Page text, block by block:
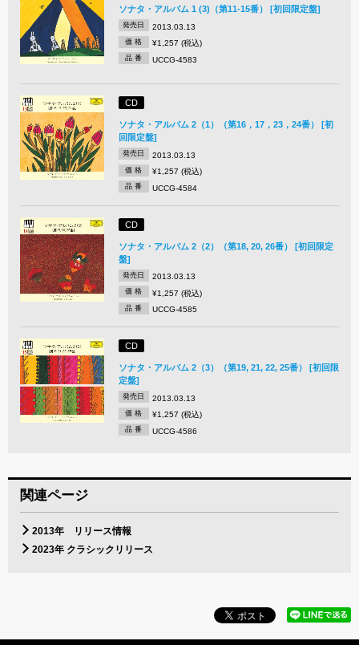
ソナタ・アルバム 1 (3)（第11-15番） [初回限定盤]
発売日 2013.03.13
価 格 ¥1,257 (税込)
品 番 UCCG-4583
CD
ソナタ・アルバム 2（1）（第16，17，23，24番） [初
回限定盤]
発売日 2013.03.13
価 格 ¥1,257 (税込)
品 番 UCCG-4584
CD
ソナタ・アルバム 2（2）（第18, 20, 26番） [初回限定
盤]
発売日 2013.03.13
価 格 ¥1,257 (税込)
品 番 UCCG-4585
CD
ソナタ・アルバム 2（3）（第19, 21, 22, 25番） [初回限
定盤]
発売日 2013.03.13
価 格 ¥1,257 (税込)
品 番 UCCG-4586
関連ページ
2013年 リリース情報
2023年 クラシックリリース